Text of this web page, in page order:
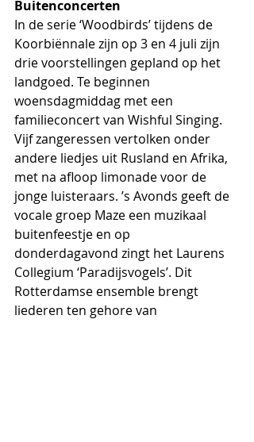
Buitenconcerten
In de serie ‘Woodbirds’ tijdens de
Koorbiënnale zijn op 3 en 4 juli zijn
drie voorstellingen gepland op het
landgoed. Te beginnen
woensdagmiddag met een
familieconcert van Wishful Singing.
Vijf zangeressen vertolken onder
andere liedjes uit Rusland en Afrika,
met na afloop limonade voor de
jonge luisteraars. ’s Avonds geeft de
vocale groep Maze een muzikaal
buitenfeestje en op
donderdagavond zingt het Laurens
Collegium ‘Paradijsvogels’. Dit
Rotterdamse ensemble brengt
liederen ten gehore van